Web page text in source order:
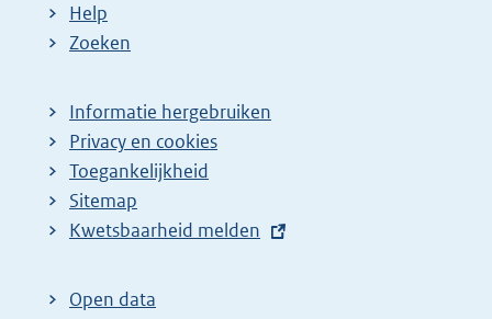
Help
Zoeken
Informatie hergebruiken
Privacy en cookies
Toegankelijkheid
Sitemap
E
t
Kwetsbaarheid melden
Open data